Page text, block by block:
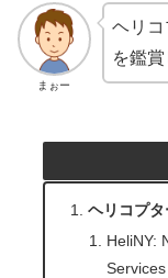
まぉー
ヘリ
を鑑賞
ヘリコプタ
HeliNY:
Services